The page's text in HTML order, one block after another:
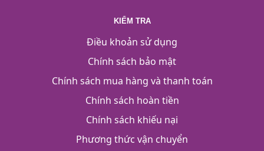
KIỂM TRA
Điều khoản sử dụng
Chính sách bảo mật
Chính sách mua hàng và thanh toán
Chính sách hoàn tiền
Chính sách khiếu nại
Phương thức vận chuyển